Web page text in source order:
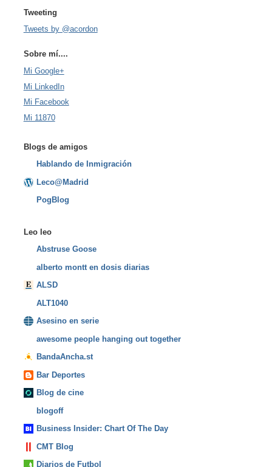
Tweeting
Tweets by @acordon
Sobre mí....
Mi Google+
Mi LinkedIn
Mi Facebook
Mi 11870
Blogs de amigos
Hablando de Inmigración
Leco@Madrid
PogBlog
Leo leo
Abstruse Goose
alberto montt en dosis diarias
ALSD
ALT1040
Asesino en serie
awesome people hanging out together
BandaAncha.st
Bar Deportes
Blog de cine
blogoff
Business Insider: Chart Of The Day
CMT Blog
Diarios de Futbol